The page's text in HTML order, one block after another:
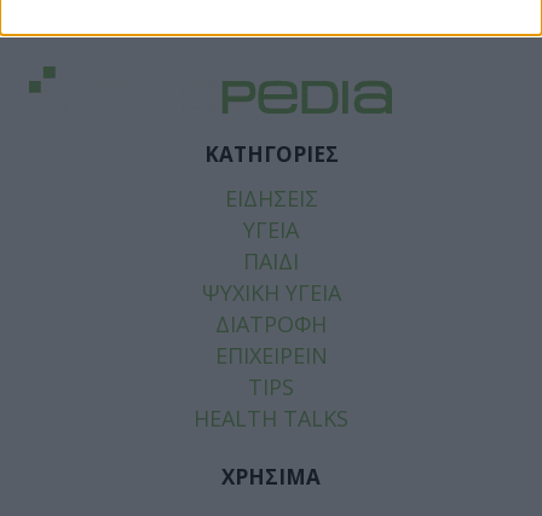
ΚΑΤΗΓΟΡΙΕΣ
ΕΙΔΗΣΕΙΣ
ΥΓΕΙΑ
ΠΑΙΔΙ
ΨΥΧΙΚΗ ΥΓΕΙΑ
ΔΙΑΤΡΟΦΗ
ΕΠΙΧΕΙΡΕΙΝ
TIPS
HEALTH TALKS
ΧΡΗΣΙΜΑ